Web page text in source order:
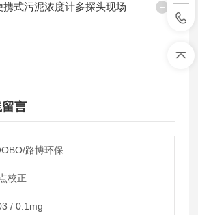
式污泥浓度计多探头现场
言
路博环保
校正
/ 0.1mg